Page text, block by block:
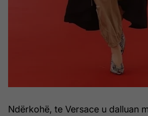
Ndërkohë, te Versace u dalluan